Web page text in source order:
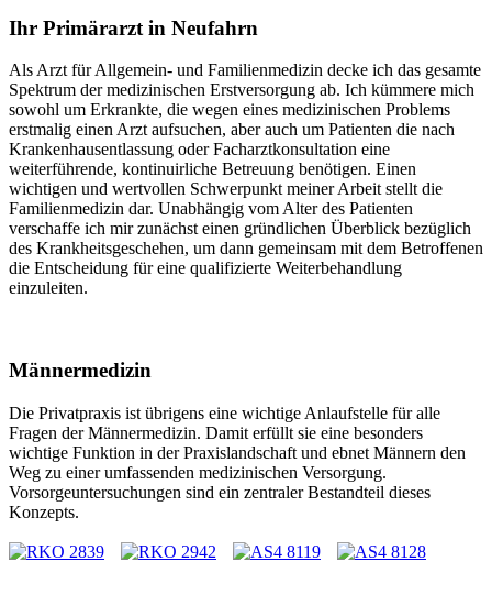
Ihr Primärarzt in Neufahrn
Als Arzt für Allgemein- und Familienmedizin decke ich das gesamte
Spektrum der medizinischen Erstversorgung ab. Ich kümmere mich
sowohl um Erkrankte, die wegen eines medizinischen Problems
erstmalig einen Arzt aufsuchen, aber auch um Patienten die nach
Krankenhausentlassung oder Facharztkonsultation eine
weiterführende, kontinuirliche Betreuung benötigen. Einen
wichtigen und wertvollen Schwerpunkt meiner Arbeit stellt die
Familienmedizin dar. Unabhängig vom Alter des Patienten
verschaffe ich mir zunächst einen gründlichen Überblick bezüglich
des Krankheitsgeschehen, um dann gemeinsam mit dem Betroffenen
die Entscheidung für eine qualifizierte Weiterbehandlung
einzuleiten.
Männermedizin
Die Privatpraxis ist übrigens eine wichtige Anlaufstelle für alle
Fragen der Männermedizin. Damit erfüllt sie eine besonders
wichtige Funktion in der Praxislandschaft und ebnet Männern den
Weg zu einer umfassenden medizinischen Versorgung.
Vorsorgeuntersuchungen sind ein zentraler Bestandteil dieses
Konzepts.